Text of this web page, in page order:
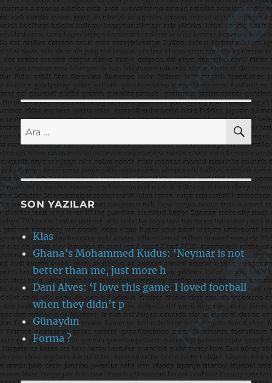
Ara:
SON YAZILAR
Klas
Ghana’s Mohammed Kudus: ‘Neymar is not
better than me, just more h
Dani Alves: ‘I love this game. I loved football
when they didn’t p
Günaydın
Forma ?